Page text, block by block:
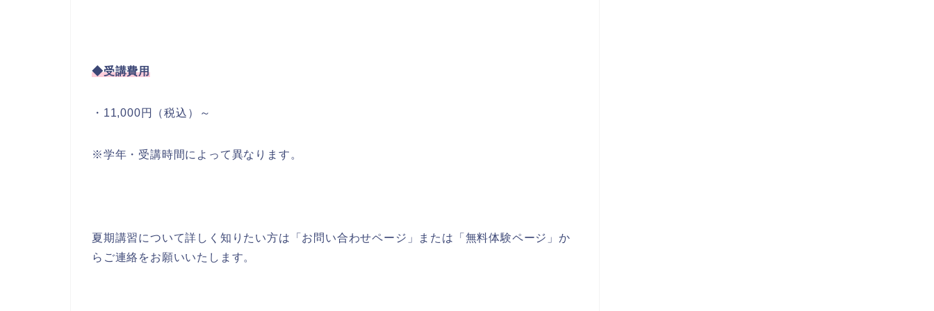
◆受講費用
・11,000円（税込）～
※学年・受講時間によって異なります。
夏期講習について詳しく知りたい方は「お問い合わせページ」または「無料体験ページ」か
らご連絡をお願いいたします。